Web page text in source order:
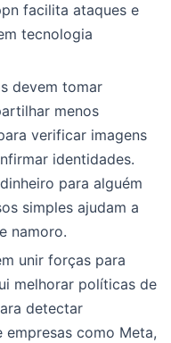
facilita ataques e
tecnologia
devem tomar
menos
verificar imagens
identidades.
para alguém
simples ajudam a
namoro.
unir forças para
melhorar políticas de
detectar
como Meta,